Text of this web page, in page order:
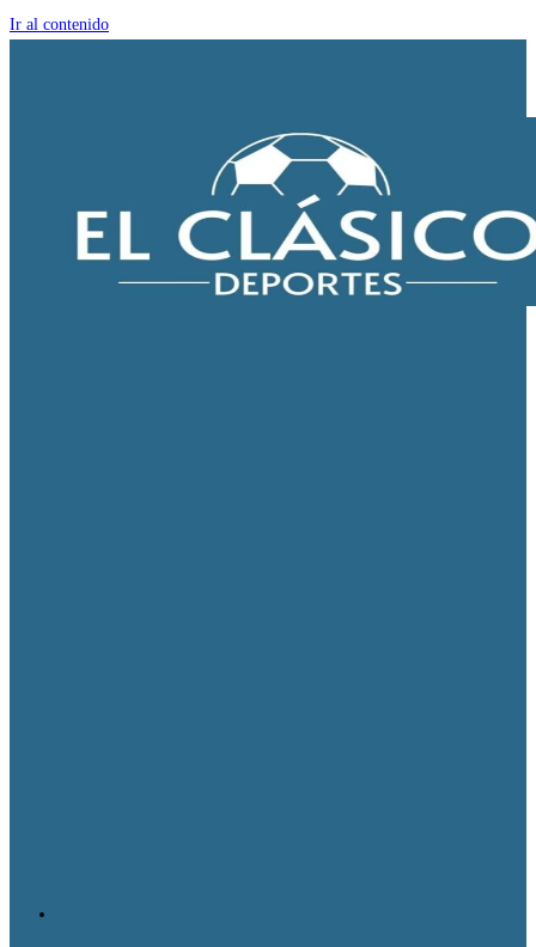
Ir al contenido